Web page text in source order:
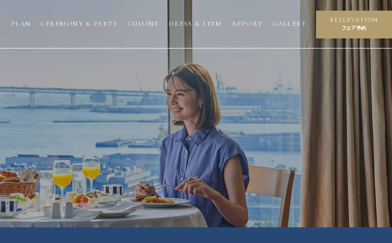
PLAN CEREMONY & PARTY CUISINE DRESS & ITEM REPORT GALLERY RESERVATION
フェア予約